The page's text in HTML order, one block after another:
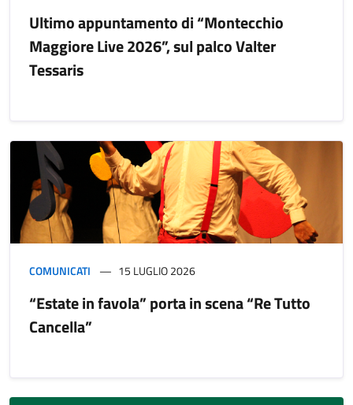
Ultimo appuntamento di “Montecchio
Maggiore Live 2026”, sul palco Valter
Tessaris
COMUNICATI 15 LUGLIO 2026
“Estate in favola” porta in scena “Re Tutto
Cancella”